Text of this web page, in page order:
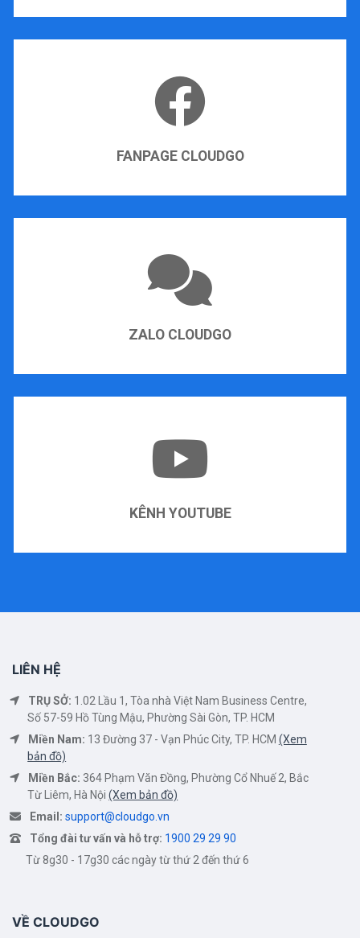
FANPAGE CLOUDGO
ZALO CLOUDGO
KÊNH YOUTUBE
LIÊN HỆ
TRỤ SỞ: 1.02 Lầu 1, Tòa nhà Việt Nam Business Centre,
Số 57-59 Hồ Tùng Mậu, Phường Sài Gòn, TP. HCM
Miền Nam: 13 Đường 37 - Vạn Phúc City, TP. HCM (Xem
bản đồ)
Miền Bắc: 364 Phạm Văn Đồng, Phường Cổ Nhuế 2, Bắc
Từ Liêm, Hà Nội(Xem bản đồ)
Email: support@cloudgo.vn
Tổng đài tư vấn và hỗ trợ: 1900 29 29 90
Từ 8g30 - 17g30 các ngày từ thứ 2 đến thứ 6
VỀ CLOUDGO